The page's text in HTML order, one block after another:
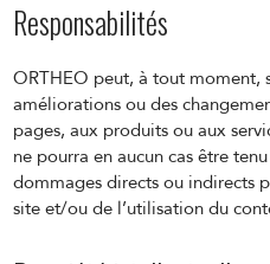
Responsabilités
ORTHEO peut, à tout moment,
améliorations ou des
pages, aux produits ou aux
ne pourra en aucun cas être
dommages directs ou indirects
site et/ou de l’utilisation du